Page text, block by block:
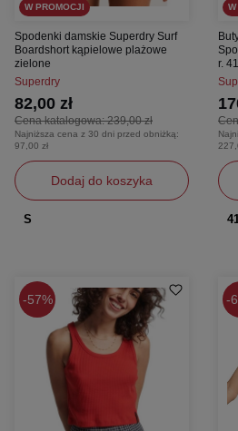
W PROMOCJI
Spodenki damskie Superdry Surf
Boardshort kąpielowe plażowe
zielone
Superdry
Cena katalogowa:239,00 zł
82,00 zł
Najniższa cena z 30 dni przed obniżką:
97,00 zł
Dodaj do koszyka
S
W
r. 41
57%